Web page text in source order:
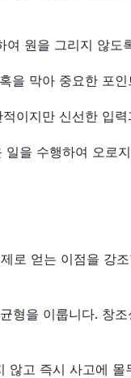
원을 그리지 않도
을 막아 중요한 포
이지만 신선한 입
을 수행하여 오로
로 얻는 이점을 강
형을 이룹니다. 창
고 즉시 사고에